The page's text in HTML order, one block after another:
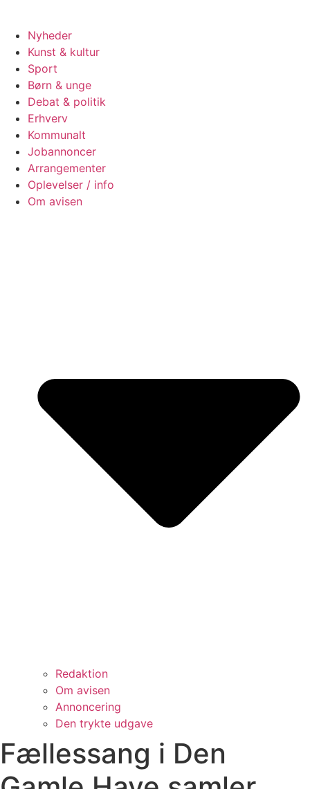
Nyheder
Kunst & kultur
Sport
Børn & unge
Debat & politik
Erhverv
Kommunalt
Jobannoncer
Arrangementer
Oplevelser / info
Om avisen
Redaktion
Om avisen
Annoncering
Den trykte udgave
Fællessang i Den